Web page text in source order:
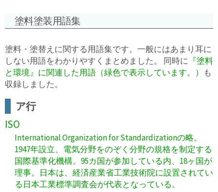
塗料塗装用語集
塗料・塗替えに関する用語集です。一般にはあまり耳に
しない用語をわかりやすくまとめました。 同時に 『塗料
と環境』に関連した用語（緑色で表示しています。）
も
収録しました。
ア行
ISO
International Organization for Standardizationの略。
1947年設立、電気分野をのぞく分野の規格を制定する
国際基準化機構。95カ国が参加している内、18ヶ国が
理事。日本は、経済産業省工業技術院に設置されてい
る日本工業標準調査会が代表となっている。